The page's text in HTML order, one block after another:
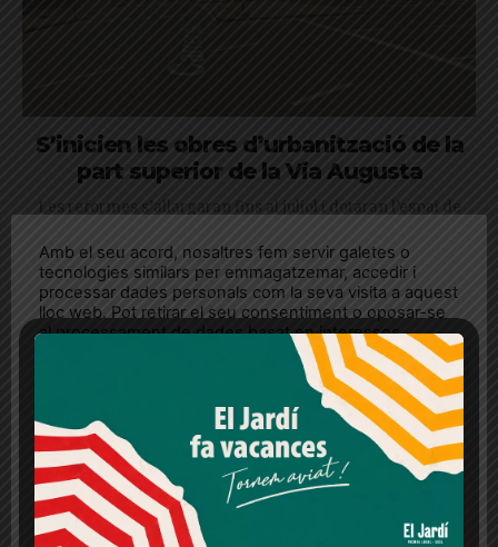
S’inicien les obres d’urbanització de la
part superior de la Via Augusta
Les reformes s’allargaran fins al juliol i dotaran l’espai de
Amb el seu acord, nosaltres fem servir galetes o
tecnologies similars per emmagatzemar, accedir i
processar dades personals com la seva visita a aquest
lloc web. Pot retirar el seu consentiment o oposar-se
al processament de dades basat en interessos
legítims en qualsevol moment fent clic a "Ajustos de
cookies" o a la nostra Política de privacitat en aquest
lloc web. Si cliques "acceptar" dones el teu
Més informació Acceptar Rebutjar tot
Quan l’usuari crea un compte al Diari el Jardí, dona el